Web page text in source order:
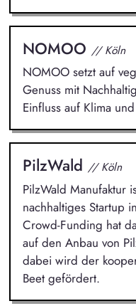
NOMOO // Köln
NOMOO setzt auf
Genuss mit
Einfluss auf Klima
PilzWald // Köln
PilzWald Manufaktur
nachhaltiges Startup
Crowd-Funding hat
auf den Anbau von
dabei wird der
Beet gefördert.